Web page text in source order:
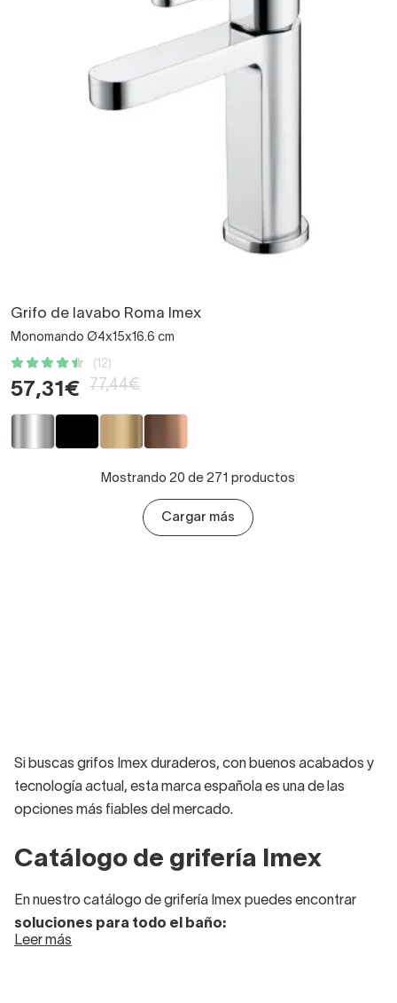
Grifo de lavabo Roma Imex
Monomando Ø4x15x16.6 cm
(12)
57,31€ 77,44€
Mostrando 20 de 271 productos
Cargar más
Si buscas grifos Imex duraderos, con buenos acabados y
tecnología actual, esta marca española es una de las
opciones más fiables del mercado.
Catálogo de grifería Imex
En nuestro catálogo de grifería Imex puedes encontrar
soluciones para todo el baño:
Leer más